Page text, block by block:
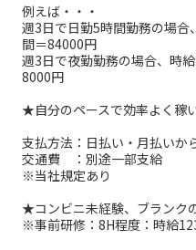
例えば・・・
週3日で日勤5時間勤務の場
間＝84000円
週3日で夜勤勤務の場合、
8000円
★自分のペースで効率よく稼
支払方法：日払い・月払いか
交通費 ：別途一部支給
※当社規定あり
★コンビニ未経験、ブランク
※事前研修：8H程度：時給